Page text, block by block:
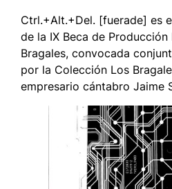
Ctrl.+Alt.+Del. [fuerade] es
de la IX Beca de Producción
Bragales, convocada
por la Colección Los
empresario cántabro Jaime